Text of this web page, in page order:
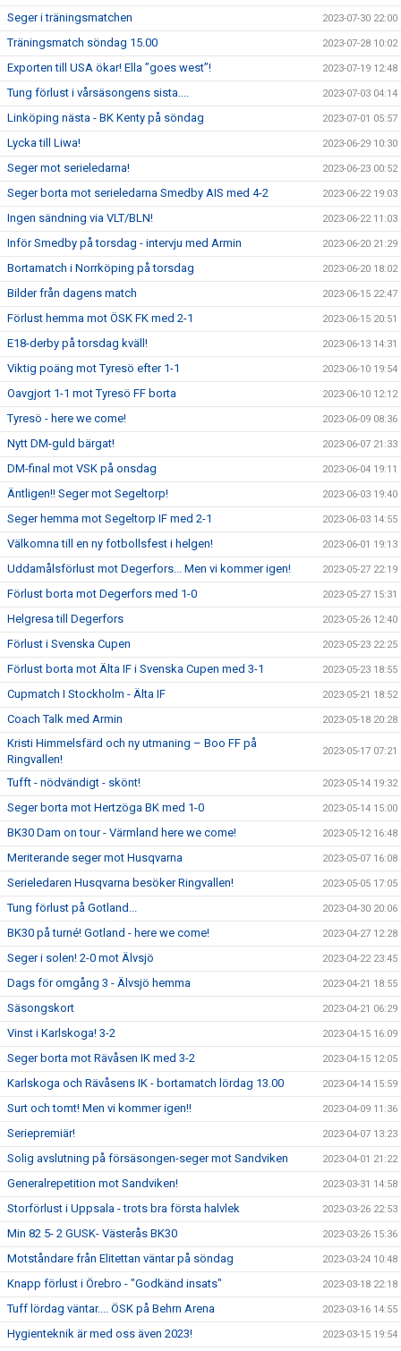
Seger i träningsmatchen 2023-07-30 22:00
Träningsmatch söndag 15.00 2023-07-28 10:02
Exporten till USA ökar! Ella ”goes west”! 2023-07-19 12:48
Tung förlust i vårsäsongens sista.... 2023-07-03 04:14
Linköping nästa - BK Kenty på söndag 2023-07-01 05:57
Lycka till Liwa! 2023-06-29 10:30
Seger mot serieledarna! 2023-06-23 00:52
Seger borta mot serieledarna Smedby AIS med 4-2 2023-06-22 19:03
Ingen sändning via VLT/BLN! 2023-06-22 11:03
Inför Smedby på torsdag - intervju med Armin 2023-06-20 21:29
Bortamatch i Norrköping på torsdag 2023-06-20 18:02
Bilder från dagens match 2023-06-15 22:47
Förlust hemma mot ÖSK FK med 2-1 2023-06-15 20:51
E18-derby på torsdag kväll! 2023-06-13 14:31
Viktig poäng mot Tyresö efter 1-1 2023-06-10 19:54
Oavgjort 1-1 mot Tyresö FF borta 2023-06-10 12:12
Tyresö - here we come! 2023-06-09 08:36
Nytt DM-guld bärgat! 2023-06-07 21:33
DM-final mot VSK på onsdag 2023-06-04 19:11
Äntligen!! Seger mot Segeltorp! 2023-06-03 19:40
Seger hemma mot Segeltorp IF med 2-1 2023-06-03 14:55
Välkomna till en ny fotbollsfest i helgen! 2023-06-01 19:13
Uddamålsförlust mot Degerfors... Men vi kommer igen! 2023-05-27 22:19
Förlust borta mot Degerfors med 1-0 2023-05-27 15:31
Helgresa till Degerfors 2023-05-26 12:40
Förlust i Svenska Cupen 2023-05-23 22:25
Förlust borta mot Älta IF i Svenska Cupen med 3-1 2023-05-23 18:55
Cupmatch I Stockholm - Älta IF 2023-05-21 18:52
Coach Talk med Armin 2023-05-18 20:28
Kristi Himmelsfärd och ny utmaning – Boo FF på
Ringvallen!
2023-05-17 07:21
Tufft - nödvändigt - skönt! 2023-05-14 19:32
Seger borta mot Hertzöga BK med 1-0 2023-05-14 15:00
BK30 Dam on tour - Värmland here we come! 2023-05-12 16:48
Meriterande seger mot Husqvarna 2023-05-07 16:08
Serieledaren Husqvarna besöker Ringvallen! 2023-05-05 17:05
Tung förlust på Gotland... 2023-04-30 20:06
BK30 på turné! Gotland - here we come! 2023-04-27 12:28
Seger i solen! 2-0 mot Älvsjö 2023-04-22 23:45
Dags för omgång 3 - Älvsjö hemma 2023-04-21 18:55
Säsongskort 2023-04-21 06:29
Vinst i Karlskoga! 3-2 2023-04-15 16:09
Seger borta mot Rävåsen IK med 3-2 2023-04-15 12:05
Karlskoga och Rävåsens IK - bortamatch lördag 13.00 2023-04-14 15:59
Surt och tomt! Men vi kommer igen!! 2023-04-09 11:36
Seriepremiär! 2023-04-07 13:23
Solig avslutning på försäsongen-seger mot Sandviken 2023-04-01 21:22
Generalrepetition mot Sandviken! 2023-03-31 14:58
Storförlust i Uppsala - trots bra första halvlek 2023-03-26 22:53
Min 82 5- 2 GUSK- Västerås BK30 2023-03-26 15:36
Motståndare från Elitettan väntar på söndag 2023-03-24 10:48
Knapp förlust i Örebro - "Godkänd insats" 2023-03-18 22:18
Tuff lördag väntar.... ÖSK på Behrn Arena 2023-03-16 14:55
Hygienteknik är med oss även 2023! 2023-03-15 19:54